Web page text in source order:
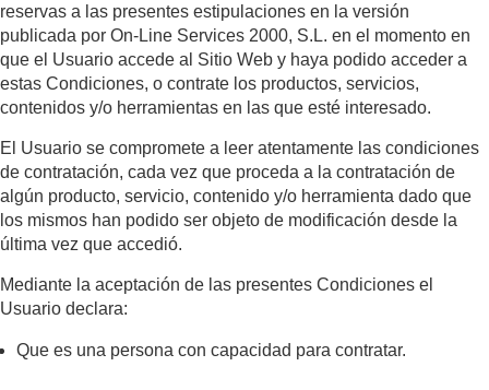
reservas a las presentes estipulaciones en la versión
publicada por On-Line Services 2000, S.L. en el momento en
que el Usuario accede al Sitio Web y haya podido acceder a
estas Condiciones, o contrate los productos, servicios,
contenidos y/o herramientas en las que esté interesado.
El Usuario se compromete a leer atentamente las condiciones
de contratación, cada vez que proceda a la contratación de
algún producto, servicio, contenido y/o herramienta dado que
los mismos han podido ser objeto de modificación desde la
última vez que accedió.
Mediante la aceptación de las presentes Condiciones el
Usuario declara:
Que es una persona con capacidad para contratar.